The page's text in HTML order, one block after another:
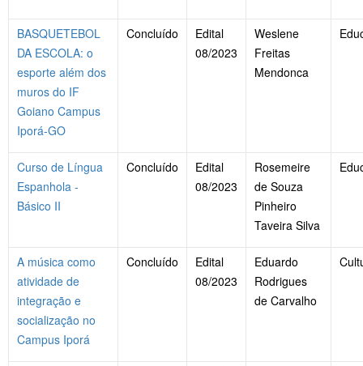
BASQUETEBOL
DA ESCOLA: o
esporte além dos
muros do IF
Goiano Campus
Iporá-GO
Concluído
Edital
08/2023
Weslene
Freitas
Mendonca
Curso de Língua
Espanhola -
Básico II
Concluído
Edital
08/2023
Rosemeire
de Souza
Pinheiro
Taveira Silva
A música como
atividade de
integração e
socialização no
Campus Iporá
Concluído
Edital
08/2023
Eduardo
Rodrigues
de Carvalho